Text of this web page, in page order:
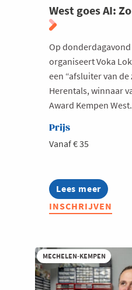
West goes AI:
Op
organiseert Voka
een “afsluiter van
Herentals, winnaar
Award Kempen West.
Prijs
Vanaf € 35
Lees meer
about
West
goes
iO
INSCHRIJVEN
MECHELEN-KEMPEN